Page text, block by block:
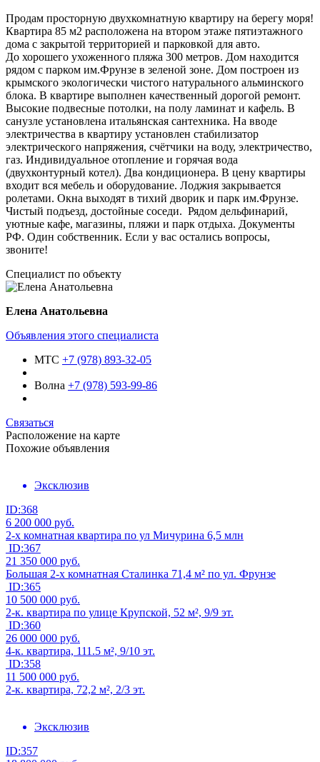
Продам просторную двухкомнатную квартиру на берегу моря!
Квартира 85 м2 расположена на втором этаже пятиэтажного
дома с закрытой территорией и парковкой для авто.
До хорошего ухоженного пляжа 300 метров. Дом находится
рядом с парком им.Фрунзе в зеленой зоне. Дом построен из
крымского экологически чистого натурального альминского
блока. В квартире выполнен качественный дорогой ремонт.
Высокие подвесные потолки, на полу ламинат и кафель. В
санузле установлена итальянская сантехника. На вводе
электричества в квартиру установлен стабилизатор
электрического напряжения, счётчики на воду, электричество,
газ. Индивидуальное отопление и горячая вода
(двухконтурный котел). Два кондиционера. В цену квартиры
входит вся мебель и оборудование. Лоджия закрывается
ролетами. Окна выходят в тихий дворик и парк им.Фрунзе.
Чистый подъезд, достойные соседи. Рядом дельфинарий,
уютные кафе, магазины, пляжи и парк отдыха. Документы
РФ. Один собственник. Если у вас остались вопросы,
звоните!
Специалист по объекту
Елена Анатольевна
Объявления этого специалиста
МТС +7 (978) 893-32-05
Волна +7 (978) 593-99-86
Связаться
Расположение на карте
Похожие объявления
Эксклюзив
ID:368
6 200 000 руб.
2-х комнатная квартира по ул Мичурина 6,5 млн
ID:367
21 350 000 руб.
Большая 2-х комнатная Сталинка 71,4 м² по ул. Фрунзе
ID:365
10 500 000 руб.
2-к. квартира по улице Крупской, 52 м², 9/9 эт.
ID:360
26 000 000 руб.
4-к. квартира, 111.5 м², 9/10 эт.
ID:358
11 500 000 руб.
2-к. квартира, 72,2 м², 2/3 эт.
Эксклюзив
ID:357